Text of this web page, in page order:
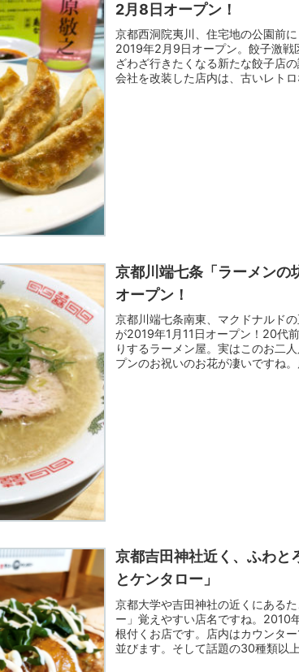
2月8日オープン！
京都西洞院夷川、住宅地の公園前
2019年2月9日オープン。餃子激戦
ざわざ行きたくなる新たな餃子店
会社を改装した店内は、古いレト
京都川端七条「ラーメンの
オープン！
京都川端七条南東、マクドナルドの
が2019年1月11日オープン！20代
りするラーメン屋。実はこのお二
プンのお祝いのお花が凄いですね
京都吉田神社近く、ふわと
とケンタロー」
京都大学や吉田神社の近くにある
ー」覚えやすい店名ですね。2010
根付くお店です。店内はカウンタ
並びます。そして話題の30種類以